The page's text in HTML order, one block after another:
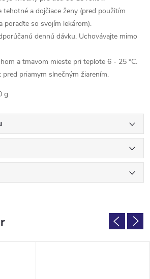
tehotné a dojčiace ženy (pred použitím
poraďte so svojím lekárom).
dennú dávku. Uchovávajte mimo
a tmavom mieste pri teplote 6 - 25 °C.
pred priamym slnečným žiarením.
g